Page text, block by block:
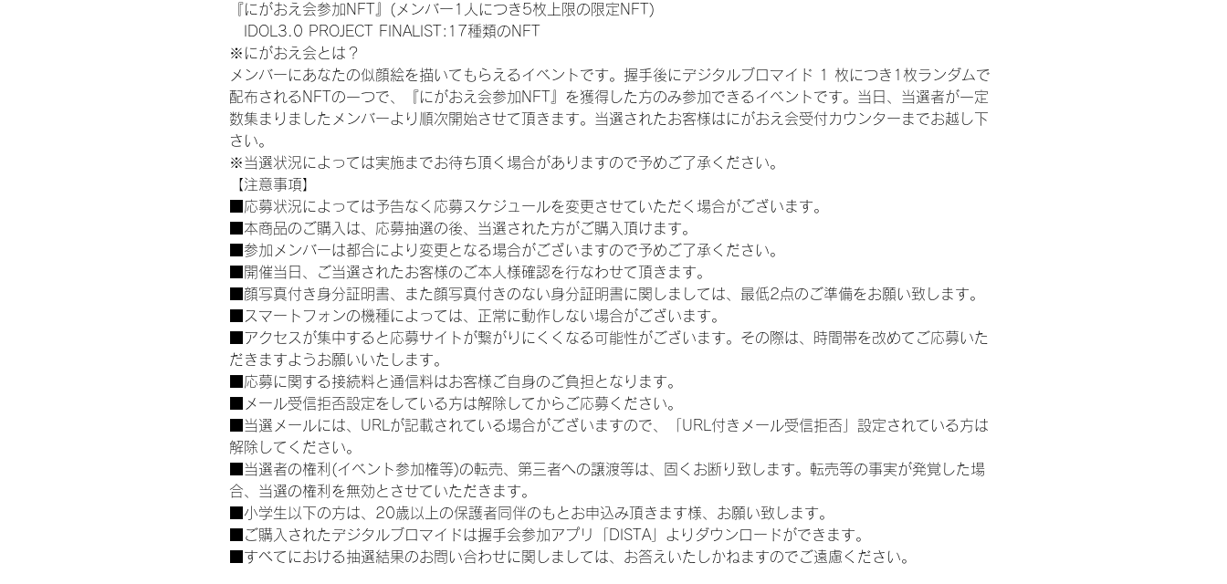
『にがおえ会参加NFT』(メンバー1人につき5枚上限の限定NFT)
IDOL3.0 PROJECT FINALIST:17種類のNFT
※にがおえ会とは？
メンバーにあなたの似顔絵を描いてもらえるイベントです。握手後にデジタルブロマイド 1 枚につき1枚ランダムで
配布されるNFTの一つで、『にがおえ会参加NFT』を獲得した方のみ参加できるイベントです。当日、当選者が一定
数集まりましたメンバーより順次開始させて頂きます。当選されたお客様はにがおえ会受付カウンターまでお越し下
さい。
※当選状況によっては実施までお待ち頂く場合がありますので予めご了承ください。
【注意事項】
■応募状況によっては予告なく応募スケジュールを変更させていただく場合がございます。
■本商品のご購入は、応募抽選の後、当選された方がご購入頂けます。
■参加メンバーは都合により変更となる場合がございますので予めご了承ください。
■開催当日、ご当選されたお客様のご本人様確認を行なわせて頂きます。
■顔写真付き身分証明書、また顔写真付きのない身分証明書に関しましては、最低2点のご準備をお願い致します。
■スマートフォンの機種によっては、正常に動作しない場合がございます。
■アクセスが集中すると応募サイトが繋がりにくくなる可能性がございます。その際は、時間帯を改めてご応募いた
だきますようお願いいたします。
■応募に関する接続料と通信料はお客様ご自身のご負担となります。
■メール受信拒否設定をしている方は解除してからご応募ください。
■当選メールには、URLが記載されている場合がございますので、「URL付きメール受信拒否」設定されている方は
解除してください。
■当選者の権利(イベント参加権等)の転売、第三者への譲渡等は、固くお断り致します。転売等の事実が発覚した場
合、当選の権利を無効とさせていただきます。
■小学生以下の方は、20歳以上の保護者同伴のもとお申込み頂きます様、お願い致します。
■ご購入されたデジタルブロマイドは握手会参加アプリ「DISTA」よりダウンロードができます。
■すべてにおける抽選結果のお問い合わせに関しましては、お答えいたしかねますのでご遠慮ください。